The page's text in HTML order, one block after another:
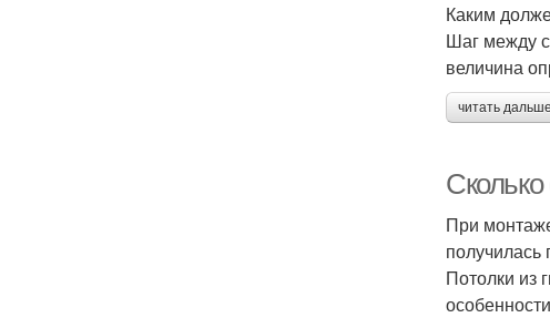
Каким
Шаг между
величина
читать
Сколько
При
получилась
Потолки из